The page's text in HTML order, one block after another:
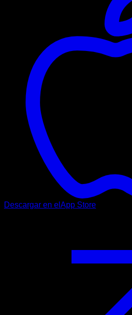
Descargar en el App Store